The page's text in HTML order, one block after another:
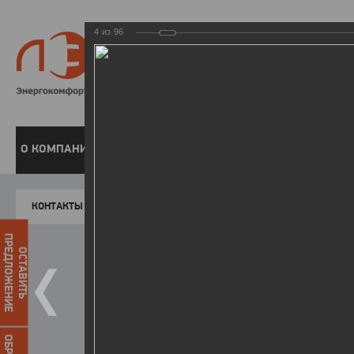
8 800
О КОМПАНИИ
КОНТАКТЫ
ОСТАВИТЬ
ПРЕДЛОЖЕНИЕ
4 из 96